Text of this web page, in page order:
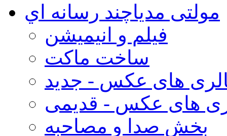
مولتی مدیاچند رسانه اي
فیلم و انیمیشن
ساخت ماکت
های عکس - جدید
های عکس - قدیمی
بخش صدا و مصاحبه